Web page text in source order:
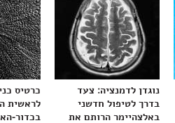
נוגדן לדמנציה: צעד
בדרך לטיפול חדשני
באלצהיימר הרותם את
כרטיס
לראשית
בכדור-